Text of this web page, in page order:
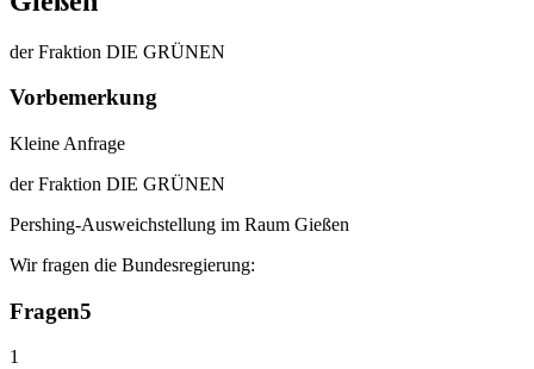
der Fraktion DIE GRÜNEN
Vorbemerkung
Kleine Anfrage
der Fraktion DIE GRÜNEN
Pershing-Ausweichstellung im Raum Gießen
Wir fragen die Bundesregierung:
Fragen5
1